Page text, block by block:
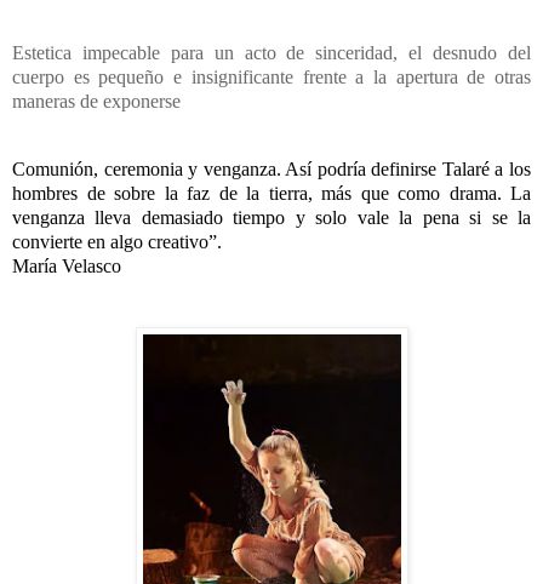
Estetica impecable para un acto de sinceridad, el desnudo del
cuerpo es pequeño e insignificante frente a la apertura de otras
maneras de exponerse
Comunión, ceremonia y venganza. Así podría definirse Talaré a los
hombres de sobre la faz de la tierra, más que como drama. La
venganza lleva demasiado tiempo y solo vale la pena si se la
convierte en algo creativo”.
María Velasco